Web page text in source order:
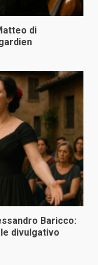
di
Baricco:
divulgativo